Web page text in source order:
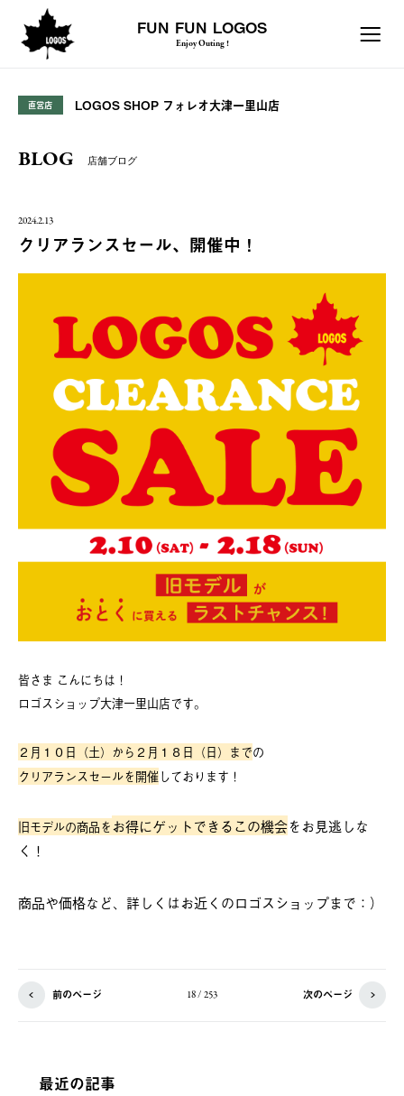
FUN FUN LOGOS
Enjoy Outing !
直営店 LOGOS SHOP フォレオ大津一里山店
BLOG 店舗ブログ
2024.2.13
クリアランスセール、開催中！
皆さま こんにちは！
ロゴスショップ大津一里山店です。
２月１０日（土）から２月１８日（日）までの
クリアランスセールを開催しております！
旧モデルの商品をお得にゲットできるこの機会をお見逃しな
く！
商品や価格など、詳しくはお近くのロゴスショップまで：）
前のページ 18 / 253 次のページ
最近の記事